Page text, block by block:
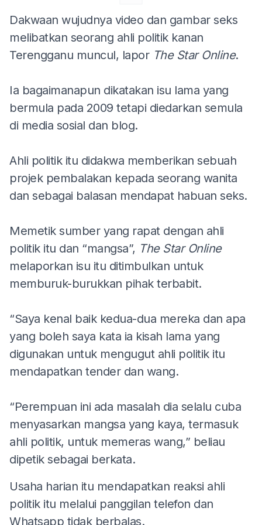
Dakwaan wujudnya video dan gambar seks
melibatkan seorang ahli politik kanan
Terengganu muncul, lapor The Star Online.
Ia bagaimanapun dikatakan isu lama yang
bermula pada 2009 tetapi diedarkan semula
di media sosial dan blog.
Ahli politik itu didakwa memberikan sebuah
projek pembalakan kepada seorang wanita
dan sebagai balasan mendapat habuan seks.
Memetik sumber yang rapat dengan ahli
politik itu dan “mangsa”, The Star Online
melaporkan isu itu ditimbulkan untuk
memburuk-burukkan pihak terbabit.
“Saya kenal baik kedua-dua mereka dan apa
yang boleh saya kata ia kisah lama yang
digunakan untuk mengugut ahli politik itu
mendapatkan tender dan wang.
“Perempuan ini ada masalah dia selalu cuba
menyasarkan mangsa yang kaya, termasuk
ahli politik, untuk memeras wang,” beliau
dipetik sebagai berkata.
Usaha harian itu mendapatkan reaksi ahli
politik itu melalui panggilan telefon dan
Whatsapp tidak berbalas.